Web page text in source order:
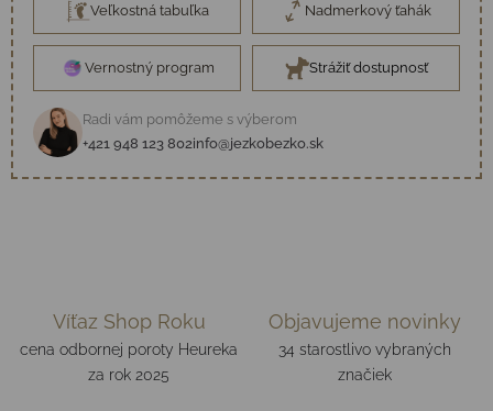
Veľkostná tabuľka Nadmerkový ťahák
Vernostný program Strážiť dostupnosť
Radi vám pomôžeme s výberom
+421 948 123 802info@jezkobezko.sk
Víťaz Shop Roku
cena odbornej poroty Heureka
za rok 2025
Objavujeme novinky
34 starostlivo vybraných
značiek